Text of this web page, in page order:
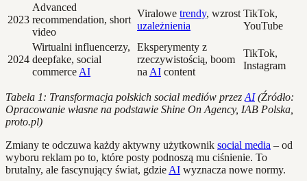
2023
Advanced
recommendation, short
video
Viralowe trendy, wzrost
uzależnienia
TikTok,
YouTube
2024
Wirtualni influencerzy,
deepfake, social
commerce AI
Eksperymenty z
rzeczywistością, boom
na AI content
TikTok,
Instagram
Tabela 1: Transformacja polskich social mediów przez AI(Źródło:
Opracowanie własne na podstawie Shine On Agency, IAB Polska,
proto.pl)
Zmiany te odczuwa każdy aktywny użytkownik social media – od
wyboru reklam po to, które posty podnoszą mu ciśnienie. To
brutalny, ale fascynujący świat, gdzie AI wyznacza nowe normy.